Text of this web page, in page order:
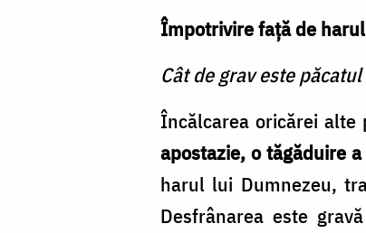
Împotrivire faţă de
Cât de grav este
Încălcarea oricărei alte
apostazie, o tăgăduire
harul lui Dumnezeu,
Desfrânarea este